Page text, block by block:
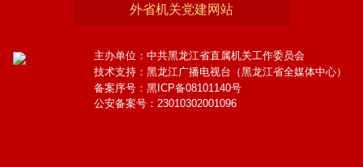
外省机关党建网站
主办单位：中共黑龙江省直属机关工作委员会
技术支持：黑龙江广播电视台（黑龙江省全媒体中心）
备案序号：黑ICP备08101140号
公安备案号：23010302001096